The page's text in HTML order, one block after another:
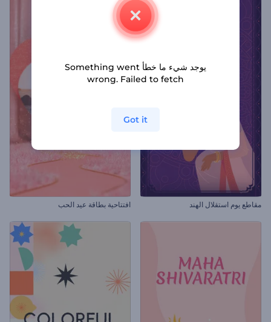
مقاطع يوم استقلال الهند افتتاحية بطاقة عيد الحب
يوجد شيء ما خطأ Something went
wrong. Failed to fetch
Got it